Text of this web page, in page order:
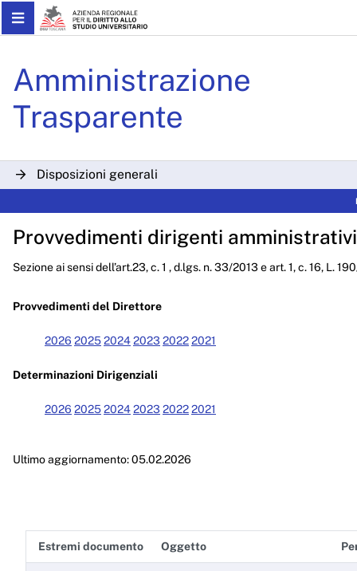
Skip to Main Content
Amministrazione
Trasparente
Disposizioni generali
Consulenti e collaboratori
Personale
Bandi di concorso
Performance
Enti controllati
Attività e procedimenti
Provvedimenti organi indirizzo politico
Bandi di gara e contratti
Provvedimenti dirigenti amministrativi
Sezione ai sensi dell’art.23, c. 1 , d.lgs. n. 33/2013 e art. 1, c. 16, L.
Provvedimenti del Direttore
2026 202520242023 20222021
Determinazioni Dirigenziali
2026 202520242023 20222021
Ultimo aggiornamento: 05.02.2026
Estremi documento Oggetto